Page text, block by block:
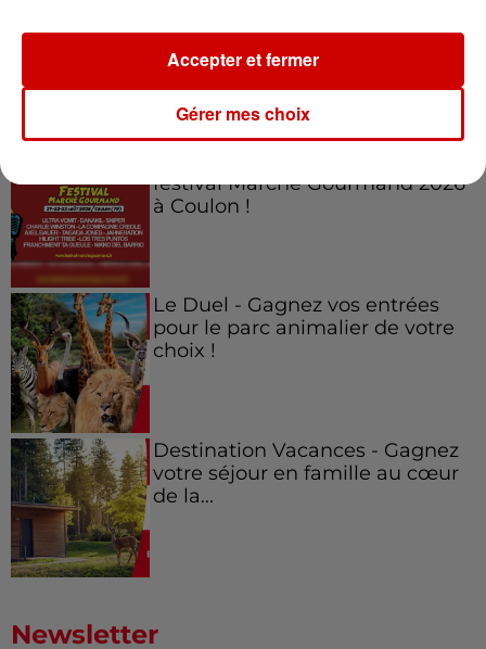
l'événement Ride the Show à
Morlaix !
festival Marché Gourmand 2026
à Coulon !
Le Duel - Gagnez vos entrées
pour le parc animalier de votre
choix !
Destination Vacances - Gagnez
votre séjour en famille au cœur
de la...
Newsletter
Gérer mes choix
Accepter et fermer